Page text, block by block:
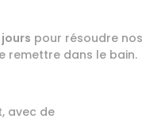
pour résoudre
remettre dans le bain.
avec de